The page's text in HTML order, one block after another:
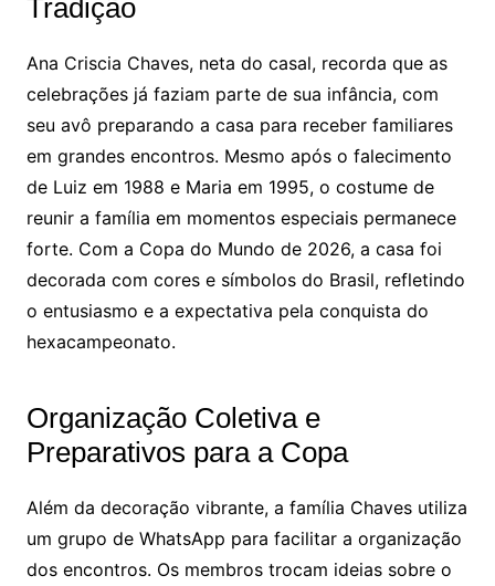
Tradição
Ana Criscia Chaves, neta do casal, recorda que as
celebrações já faziam parte de sua infância, com
seu avô preparando a casa para receber familiares
em grandes encontros. Mesmo após o falecimento
de Luiz em 1988 e Maria em 1995, o costume de
reunir a família em momentos especiais permanece
forte. Com a Copa do Mundo de 2026, a casa foi
decorada com cores e símbolos do Brasil, refletindo
o entusiasmo e a expectativa pela conquista do
hexacampeonato.
Organização Coletiva e
Preparativos para a Copa
Além da decoração vibrante, a família Chaves utiliza
um grupo de WhatsApp para facilitar a organização
dos encontros. Os membros trocam ideias sobre o